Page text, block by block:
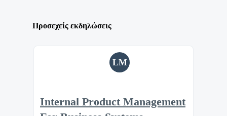
Προσεχείς εκδηλώσεις
LM
Internal Product Management